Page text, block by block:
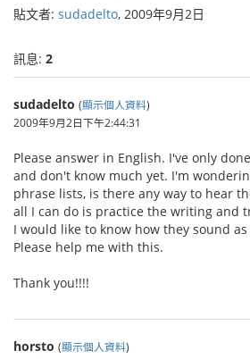
貼文者: sudadelto, 2009年9月2日
訊息: 2
sudadelto (顯示個人資料)
2009年9月2日下午2:44:31
Please answer in English. I've only
and don't know much yet. I'm
phrase lists, is there any way to hear
all I can do is practice the writing and
I would like to know how they sound
Please help me with this.
Thank you!!!!
horsto (顯示個人資料)